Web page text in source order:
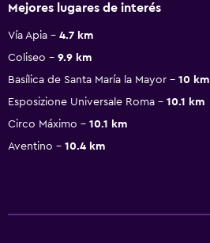
Mejores lugares de interés
Vía Apia
4.7 km
Coliseo
9.9 km
Basílica de Santa María la Mayor
10 km
Esposizione Universale Roma
10.1 km
Circo Máximo
10.1 km
Aventino
10.4 km